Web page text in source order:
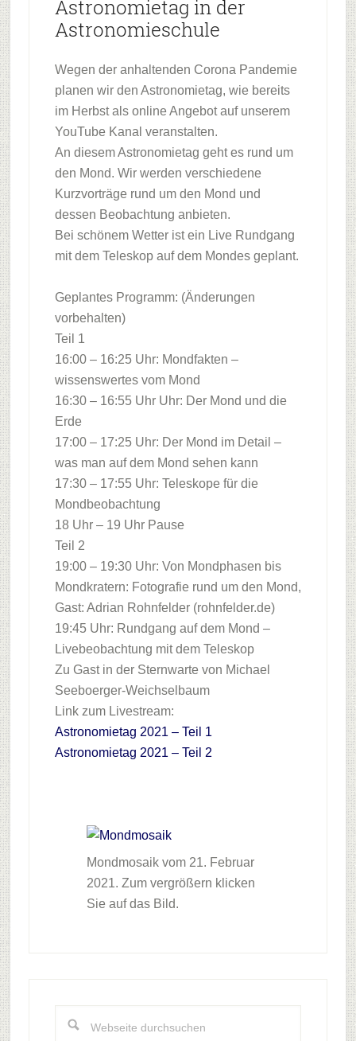
Astronomietag in der
Astronomieschule
Wegen der anhaltenden Corona Pandemie
planen wir den Astronomietag, wie bereits
im Herbst als online Angebot auf unserem
YouTube Kanal veranstalten.
An diesem Astronomietag geht es rund um
den Mond. Wir werden verschiedene
Kurzvorträge rund um den Mond und
dessen Beobachtung anbieten.
Bei schönem Wetter ist ein Live Rundgang
mit dem Teleskop auf dem Mondes geplant.
Geplantes Programm: (Änderungen
vorbehalten)
Teil 1
16:00 – 16:25 Uhr: Mondfakten –
wissenswertes vom Mond
16:30 – 16:55 Uhr Uhr: Der Mond und die
Erde
17:00 – 17:25 Uhr: Der Mond im Detail –
was man auf dem Mond sehen kann
17:30 – 17:55 Uhr: Teleskope für die
Mondbeobachtung
18 Uhr – 19 Uhr Pause
Teil 2
19:00 – 19:30 Uhr: Von Mondphasen bis
Mondkratern: Fotografie rund um den Mond,
Gast: Adrian Rohnfelder (rohnfelder.de)
19:45 Uhr: Rundgang auf dem Mond –
Livebeobachtung mit dem Teleskop
Zu Gast in der Sternwarte von Michael
Seeboerger-Weichselbaum
Link zum Livestream:
Astronomietag 2021 – Teil 1
Astronomietag 2021 – Teil 2
Mondmosaik vom 21. Februar
2021. Zum vergrößern klicken
Sie auf das Bild.
Sidebar
durchsuchen